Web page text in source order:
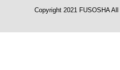
Copyright 2021 FUSOSHA All